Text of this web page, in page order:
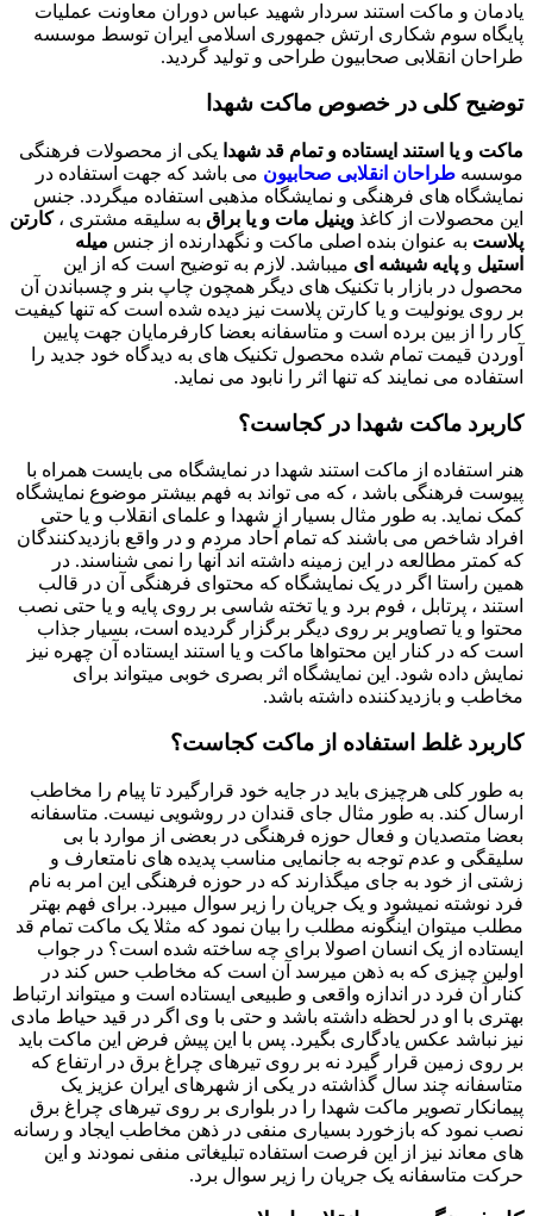
یادمان و ماکت استند سردار شهید عباس دوران معاونت عملیات
پایگاه سوم شکاری ارتش جمهوری اسلامی ایران توسط موسسه
طراحان انقلابی صحابیون طراحی و تولید گردید.
توضیح کلی در خصوص ماکت شهدا
ماکت و یا استند ایستاده و تمام قد شهدا یکی از محصولات فرهنگی
موسسه طراحان انقلابی صحابیون می باشد که جهت استفاده در
نمایشگاه های فرهنگی و نمایشگاه مذهبی استفاده میگردد. جنس
این محصولات از کاغذ وینیل مات و یا براق به سلیقه مشتری ،کارتن
پلاست به عنوان بنده اصلی ماکت و نگهدارنده از جنس میله
استیل و پایه شیشه ای میباشد. لازم به توضیح است که از این
محصول در بازار با تکنیک های دیگر همچون چاپ بنر و چسباندن آن
بر روی یونولیت و یا کارتن پلاست نیز دیده شده است که تنها کیفیت
کار را از بین برده است و متاسفانه بعضا کارفرمایان جهت پایین
آوردن قیمت تمام شده محصول تکنیک های به دیدگاه خود جدید را
استفاده می نمایند که تنها اثر را نابود می نماید.
کاربرد ماکت شهدا در کجاست؟
هنر استفاده از ماکت استند شهدا در نمایشگاه می بایست همراه با
پیوست فرهنگی باشد ، که می تواند به فهم بیشتر موضوع نمایشگاه
کمک نماید. به طور مثال بسیار از شهدا و علمای انقلاب و یا حتی
افراد شاخص می باشند که تمام آحاد مردم و در واقع بازدیدکنندگان
که کمتر مطالعه در این زمینه داشته اند آنها را نمی شناسند. در
همین راستا اگر در یک نمایشگاه که محتوای فرهنگی آن در قالب
استند ، پرتابل ، فوم برد و یا تخته شاسی بر روی پایه و یا حتی نصب
محتوا و یا تصاویر بر روی دیگر برگزار گردیده است، بسیار جذاب
است که در کنار این محتواها ماکت و یا استند ایستاده آن چهره نیز
نمایش داده شود. این نمایشگاه اثر بصری خوبی میتواند برای
مخاطب و بازدیدکننده داشته باشد.
کاربرد غلط استفاده از ماکت کجاست؟
به طور کلی هرچیزی باید در جایه خود قرارگیرد تا پیام را مخاطب
ارسال کند. به طور مثال جای قندان در روشویی نیست. متاسفانه
بعضا متصدیان و فعال حوزه فرهنگی در بعضی از موارد با بی
سلیقگی و عدم توجه به جانمایی مناسب پدیده های نامتعارف و
زشتی از خود به جای میگذارند که در حوزه فرهنگی این امر به نام
فرد نوشته نمیشود و یک جریان را زیر سوال میبرد. برای فهم بهتر
مطلب میتوان اینگونه مطلب را بیان نمود که مثلا یک ماکت تمام قد
ایستاده از یک انسان اصولا برای چه ساخته شده است؟ در جواب
اولین چیزی که به ذهن میرسد آن است که مخاطب حس کند در
کنار آن فرد در اندازه واقعی و طبیعی ایستاده است و میتواند ارتباط
بهتری با او در لحظه داشته باشد و حتی با وی اگر در قید حیاط مادی
نیز نباشد عکس یادگاری بگیرد. پس با این پیش فرض این ماکت باید
بر روی زمین قرار گیرد نه بر روی تیرهای چراغ برق در ارتفاع که
متاسفانه چند سال گذاشته در یکی از شهرهای ایران عزیز یک
پیمانکار تصویر ماکت شهدا را در بلواری بر روی تیرهای چراغ برق
نصب نمود که بازخورد بسیاری منفی در ذهن مخاطب ایجاد و رسانه
های معاند نیز از این فرصت استفاده تبلیغاتی منفی نمودند و این
حرکت متاسفانه یک جریان را زیر سوال برد.